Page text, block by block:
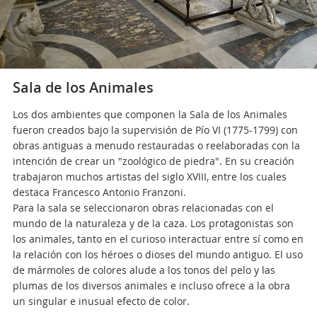
Sala de los Animales
Los dos ambientes que componen la Sala de los Animales
fueron creados bajo la supervisión de Pío VI (1775-1799) con
obras antiguas a menudo restauradas o reelaboradas con la
intención de crear un "zoológico de piedra". En su creación
trabajaron muchos artistas del siglo XVIII, entre los cuales
destaca Francesco Antonio Franzoni.
Para la sala se seleccionaron obras relacionadas con el
mundo de la naturaleza y de la caza. Los protagonistas son
los animales, tanto en el curioso interactuar entre sí como en
la relación con los héroes o dioses del mundo antiguo. El uso
de mármoles de colores alude a los tonos del pelo y las
plumas de los diversos animales e incluso ofrece a la obra
un singular e inusual efecto de color.